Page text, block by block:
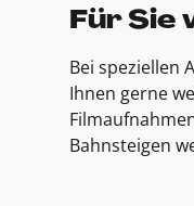
Für Sie
Bei speziellen
Ihnen gerne
Bahnsteigen